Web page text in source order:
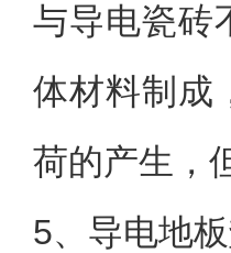
与导电瓷砖
体材料制成
荷的产生，
5、导电地